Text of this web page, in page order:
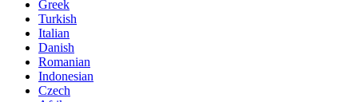
Greek
Turkish
Italian
Danish
Romanian
Indonesian
Czech